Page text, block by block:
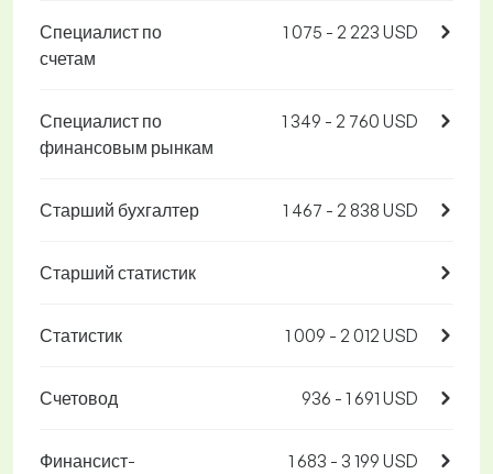
Специалист по
счетам
1 075 - 2 223 USD
Специалист по
финансовым рынкам
1 349 - 2 760 USD
Старший бухгалтер 1 467 - 2 838 USD
Старший статистик
Статистик 1 009 - 2 012 USD
Счетовод 936 - 1 691 USD
Финансист-
1 683 - 3 199 USD